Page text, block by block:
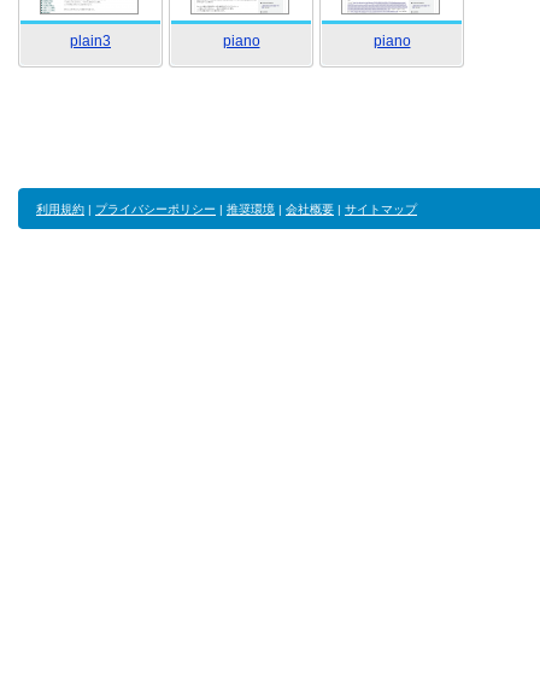
plain3 piano piano
利用規約 | プライバシーポリシー | 推奨環境 | 会社概要 | サイトマップ